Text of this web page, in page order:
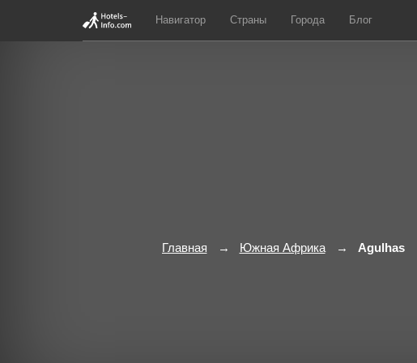
Навигатор Страны Города Блог
Главная Южная Африка Agulhas